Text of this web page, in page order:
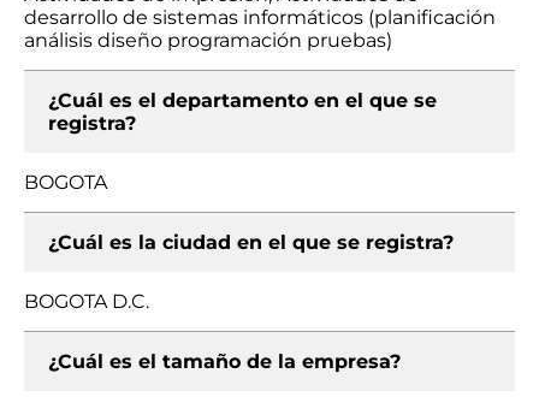
desarrollo de sistemas informáticos (planificación
análisis diseño programación pruebas)
¿Cuál es el departamento en el que se
registra?
BOGOTA
¿Cuál es la ciudad en el que se registra?
BOGOTA D.C.
¿Cuál es el tamaño de la empresa?